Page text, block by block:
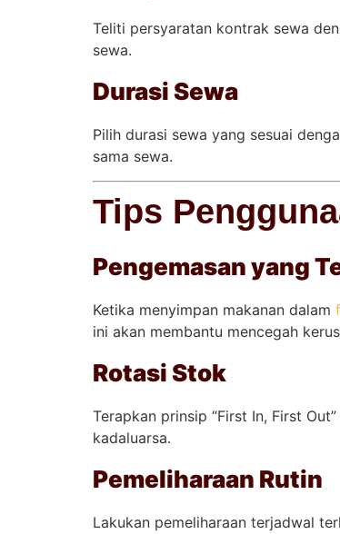
Teliti persyaratan kontrak sewa
sewa.
Durasi Sewa
Pilih durasi sewa yang sesuai
sama sewa.
Tips
Pengemasan yang
Ketika menyimpan makanan dalam
ini akan membantu mencegah
Rotasi Stok
Terapkan prinsip “First In, First
kadaluarsa.
Pemeliharaan Rutin
Lakukan pemeliharaan terjadwal